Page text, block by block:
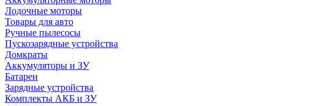
Лодочные моторы
Товары для авто
Ручные пылесосы
Пускозарядные устройства
Домкраты
Аккумуляторы и ЗУ
Батареи
Зарядные устройства
Комплекты АКБ и ЗУ